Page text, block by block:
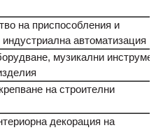
на приспособления и
автоматизация
музикални
на строителни
декорация на